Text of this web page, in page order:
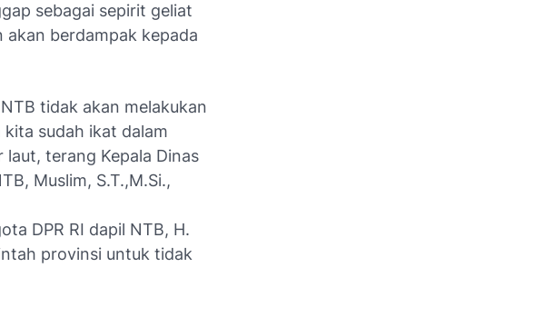
sebagai sepirit geliat
akan berdampak kepada
tidak akan melakukan
sudah ikat dalam
terang Kepala Dinas
Muslim, S.T.,M.Si.,
DPR RI dapil NTB, H.
provinsi untuk tidak